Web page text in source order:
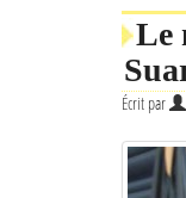
Le
Écrit par